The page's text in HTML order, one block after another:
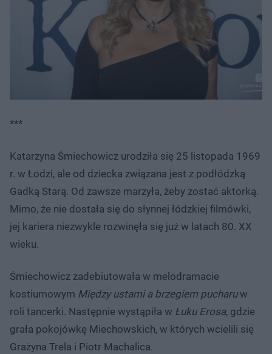
***
Katarzyna Śmiechowicz urodziła się 25 listopada 1969
r. w Łodzi, ale od dziecka związana jest z podłódzką
Gadką Starą. Od zawsze marzyła, żeby zostać aktorką.
Mimo, że nie dostała się do słynnej łódzkiej filmówki,
jej kariera niezwykle rozwinęła się już w latach 80. XX
wieku.
Śmiechowicz zadebiutowała w melodramacie
kostiumowym Między ustami a brzegiem pucharuw
roli tancerki. Następnie wystąpiła w Łuku Erosa, gdzie
grała pokojówkę Miechowskich, w których wcielili się
Grażyna Trela i Piotr Machalica.